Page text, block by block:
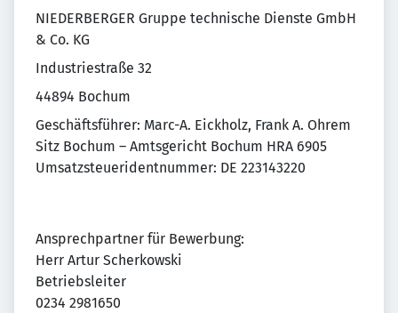
NIEDERBERGER Gruppe technische Dienste GmbH
& Co. KG
Industriestraße 32
44894 Bochum
Geschäftsführer: Marc-A. Eickholz, Frank A. Ohrem
Sitz Bochum – Amtsgericht Bochum HRA 6905
Umsatzsteueridentnummer: DE 223143220
Ansprechpartner für Bewerbung:
Herr Artur Scherkowski
Betriebsleiter
0234 2981650